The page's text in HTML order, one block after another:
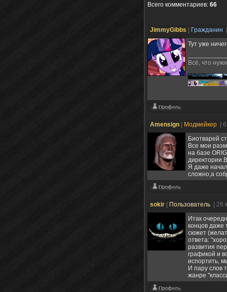
Всего комментариев: 66
JimmyGibbs Гражданин
Тут уже
Всё, что
Amensign Модмейкер
|
Биотварей
Все мои
на базе
Я даже начал
сложно,а
sokir Пользователь
| 26
Итак
концов даже
сюжет
ответа:
развития
графикой и
испортить,
И пару слов
жанре